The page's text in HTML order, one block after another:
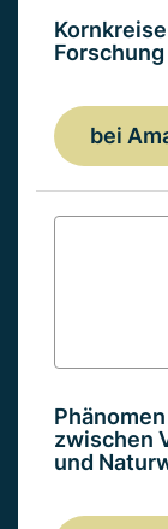
Forschung
bei
zwischen
und